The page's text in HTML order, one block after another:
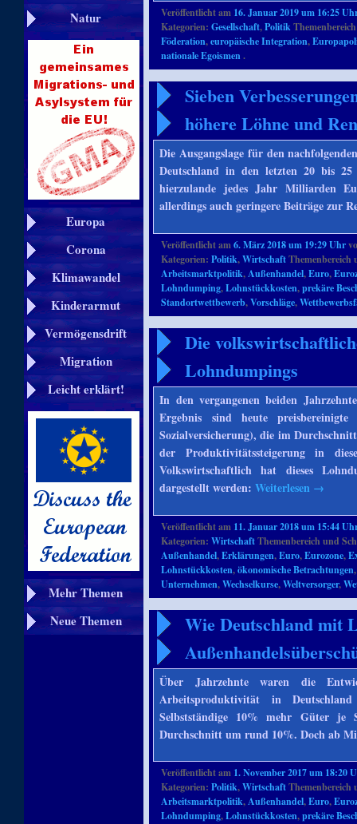
Natur
Europa
Corona
Klimawandel
Kinderarmut
Vermögensdrift
Migration
Leicht erklärt!
Mehr Themen
Neue Themen
Veröffentlicht am 16. Januar 2019 um 16:25
Kategorien:Gesellschaft,Politik
Föderation,europäische Integration,
nationale Egoismen.
Sieben
höhere Löhne und
Die Ausgangslage für den
Deutschland in den letzten 20 bis
hierzulande jedes Jahr Milliarden
allerdings auch geringere Beiträge zur
Veröffentlicht am6. März 2018 um 19:29 Uhr
Kategorien:Politik,Wirtschaft
Arbeitsmarktpolitik,Außenhandel,Euro,
Lohndumping,Lohnstückkosten,prekäre
Standortwettbewerb,Vorschläge,
Die
Lohndumpings
In den vergangenen beiden
Ergebnis sind heute
Sozialversicherung), die im
der Produktivitätssteigerung in
Volkswirtschaftlich hat dieses
dargestellt werden:Weiterlesen →
Veröffentlicht am 11. Januar 2018 um 15:44
Kategorien:WirtschaftThemenbereich und
Außenhandel,Erklärungen,Euro,Eurozone,
Lohnstückkosten,ökonomische Betrachtungen
Unternehmen,Wechselkurse,Weltversorger,
Wie Deutschland mit
Über Jahrzehnte waren die
Arbeitsproduktivität in
Selbstständige 10% mehr Güter je
Durchschnitt um rund 10%. Doch ab
Veröffentlicht am 1. November 2017 um 18:20
Kategorien:Politik,Wirtschaft
Arbeitsmarktpolitik,Außenhandel,Euro,
Lohndumping,Lohnstückkosten,prekäre